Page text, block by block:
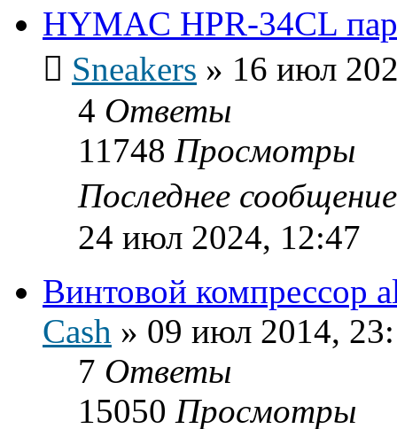
HYMAC HPR-34CL
Sneakers » 16 июл
4 Ответы
11748 Просмотры
Последнее
24 июл 2024, 12:47
Винтовой компрессор
Cash » 09 июл 2014,
7 Ответы
15050 Просмотры